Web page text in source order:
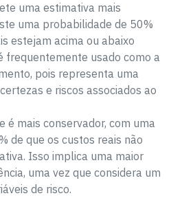
uma estimativa mais
uma probabilidade de 50%
estejam acima ou abaixo
frequentemente usado como a
pois representa uma
e riscos associados ao
é mais conservador, com uma
de que os custos reais não
Isso implica uma maior
uma vez que considera um
de risco.